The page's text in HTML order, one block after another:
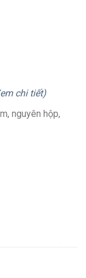
chi tiết)
nguyên hộp,
quantity